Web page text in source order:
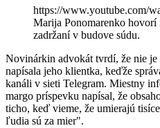
https://www.youtube.com/
Marija Ponomarenko
zadržaní v budove súdu.
Novinárkin advokát tvrdí, že nie je
napísala jeho klientka, keďže
kanáli v sieti Telegram. Miestny
margo príspevku napísal, že
ticho, keď vieme, že umierajú
ľudia sú za mier".